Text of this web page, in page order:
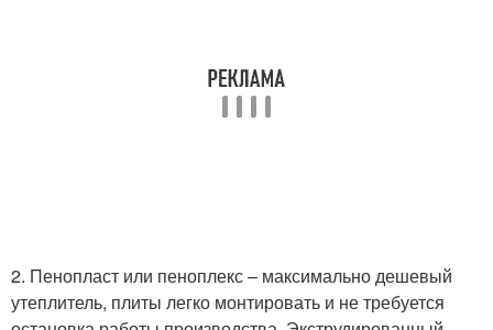
2. Пенопласт или пеноплекс – максимально дешевый
утеплитель, плиты легко монтировать и не требуется